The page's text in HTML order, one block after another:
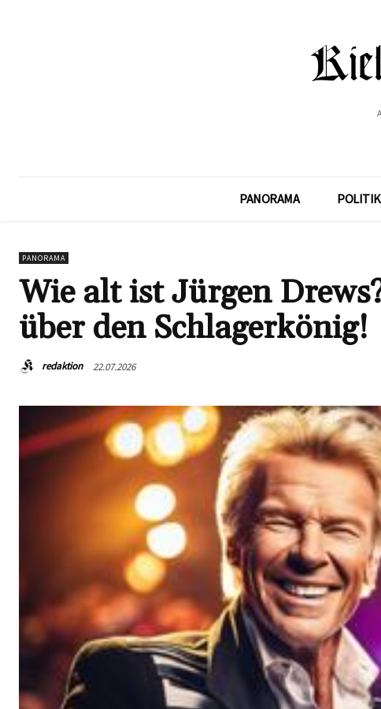
PANORAMA POLITIK
PANORAMA
Wie alt ist Jürgen
über den Schlagerkönig!
redaktion 22.07.2026